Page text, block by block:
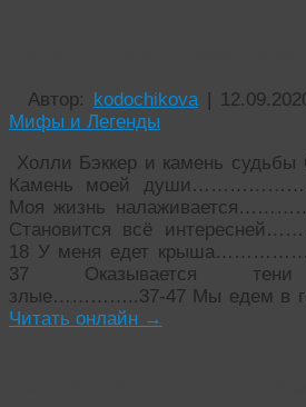
Автор: kodochikova |
Мифы и Легенды
Холли Бэккер и камень судьбы
Камень моей
Моя жизнь
Становится всё
18 У меня едет
37 Оказывается
злые…………..37-47 Мы едем в
Читать онлайн →